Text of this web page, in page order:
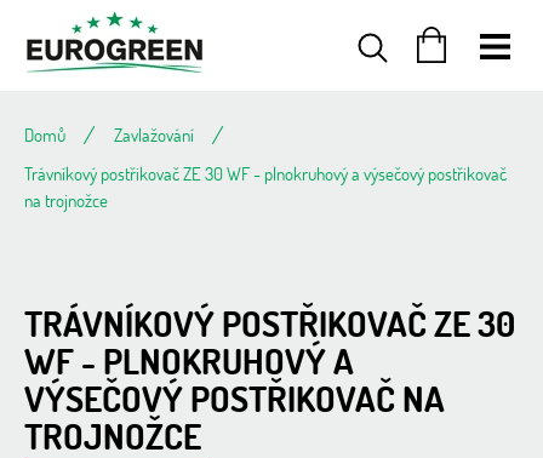
obsah
Domů
Zavlažování
Trávníkový postřikovač ZE 30 WF - plnokruhový a výsečový postřikovač
na trojnožce
TRÁVNÍKOVÝ POSTŘIKOVAČ ZE 30
WF - PLNOKRUHOVÝ A
VÝSEČOVÝ POSTŘIKOVAČ NA
TROJNOŽCE